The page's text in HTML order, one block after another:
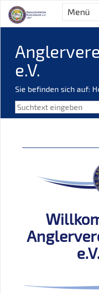
Menü
e.V.
Sie befinden sich auf: